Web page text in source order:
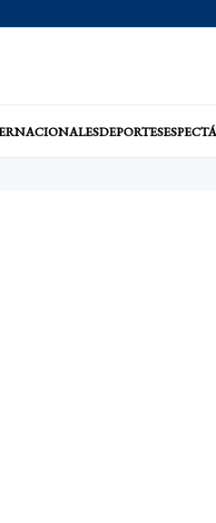
DEPORTES